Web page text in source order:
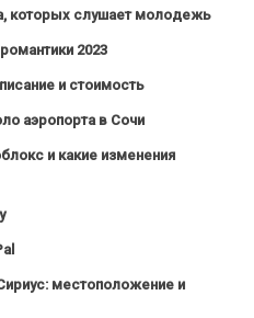
которых слушает молодежь
2023
и стоимость
аэропорта в Сочи
и какие изменения
местоположение и